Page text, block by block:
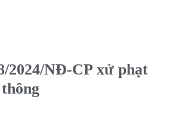
2024/NĐ-CP xử phạt